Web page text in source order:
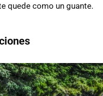
quede como un guante.